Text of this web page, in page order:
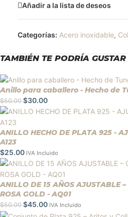
Añadir a la lista de deseos
Categorías: Acero inoxidable,
TAMBIÉN TE PODRÍA GUSTAR
Anillo para caballero - Hecho de
$50.00 $30.00
ANILLO HECHO DE PLATA 925 -
A123
$25.00 IVA Incluido
ANILLO DE 15 AÑOS AJUSTABLE
ROSA GOLD - AQ01
$50.00 $45.00 IVA Incluido